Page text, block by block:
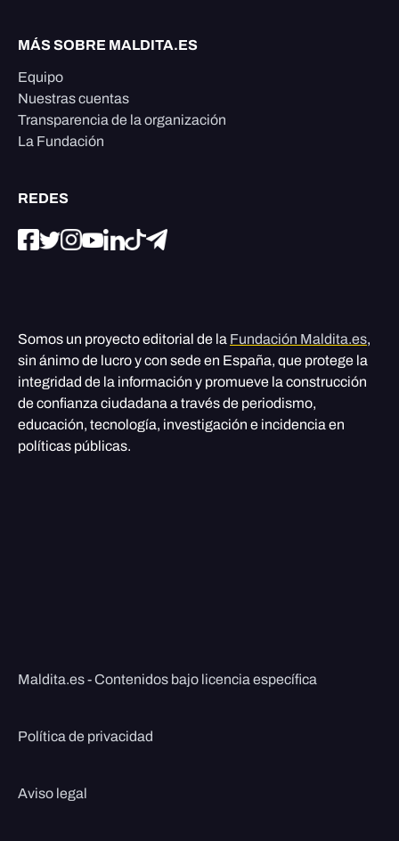
MÁS SOBRE MALDITA.ES
Equipo
Nuestras cuentas
Transparencia de la organización
La Fundación
REDES
Somos un proyecto editorial de la Fundación Maldita.es,
sin ánimo de lucro y con sede en España, que protege la
integridad de la información y promueve la construcción
de confianza ciudadana a través de periodismo,
educación, tecnología, investigación e incidencia en
políticas públicas.
Maldita.es - Contenidos bajo licencia específica
Política de privacidad
Aviso legal